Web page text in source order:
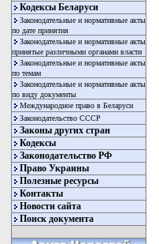
Кодексы Беларуси
Законодательные и нормативные акты
по дате принятия
Законодательные и нормативные акты
принятые различными органами власти
Законодательные и нормативные акты
по темам
Законодательные и нормативные акты
по виду документы
Международное право в Беларуси
Законодательство СССР
Законы других стран
Кодексы
Законодательство РФ
Право Украины
Полезные ресурсы
Контакты
Новости сайта
Поиск документа